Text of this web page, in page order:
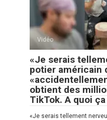
Vidéo
«Je serais
potier américain
obtient des
TikTok. A quoi
«Je serais tellement